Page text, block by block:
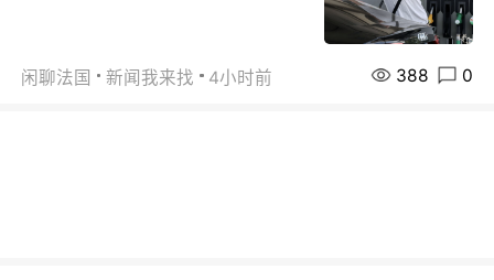
闲聊法国 新闻我来找 4小时前 388 0